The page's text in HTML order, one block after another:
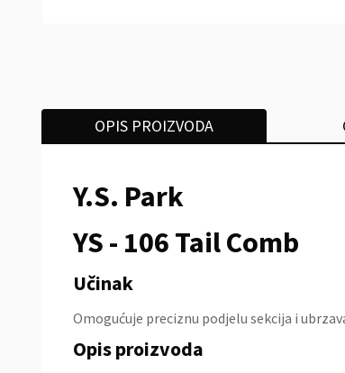
OPIS PROIZVODA
Y.S. Park
YS - 106 Tail Comb
Učinak
Omogućuje preciznu podjelu sekcija i
Opis proizvoda